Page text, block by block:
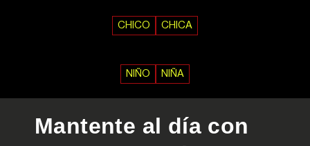
CHICO CHICA
NIÑO NIÑA